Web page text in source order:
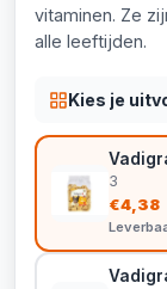
vitaminen. Ze
alle leeftijden.
Kies je
3
€4,38